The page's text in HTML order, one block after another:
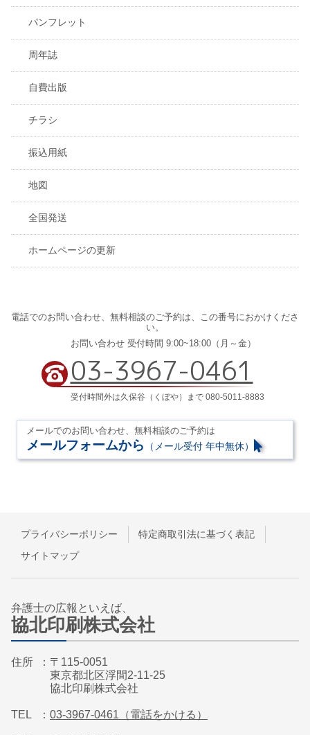
パンフレット
周年誌
自費出版
チラシ
振込用紙
地図
全国発送
ホームページの更新
電話でのお問い合わせ、 無料相談のご予約は、
この番号におかけくださ
い。
お問い合わせ 受付時間 9:00~18:00（月～金）
03-3967-0461
受付時間外は久保谷（くぼや）まで 080-5011-8883
メールでのお問い合わせ、無料相談のご予約は
メールフォームから （メール受付 年中無休）
プライバシーポリシー
特定商取引法に基づく表記
サイトマップ
弁護士の広報といえば、
協北印刷株式会社
住所
〒115-0051
東京都北区浮間2-11-25
協北印刷株式会社
TEL 03-3967-0461（電話をかける）